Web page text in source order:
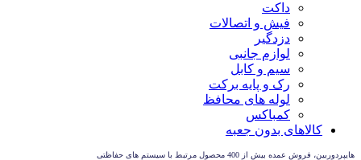
داکت
فیش و اتصالات
دزدگیر
لوازم جانبی
سیم و کابل
رک و پایه برکت
لوله های محافظ
کمباکس
کالاهای بدون جعبه
هایپردوربین، فروش عمده بیش از 400 محصول مرتبط با سیستم های حفاظتی